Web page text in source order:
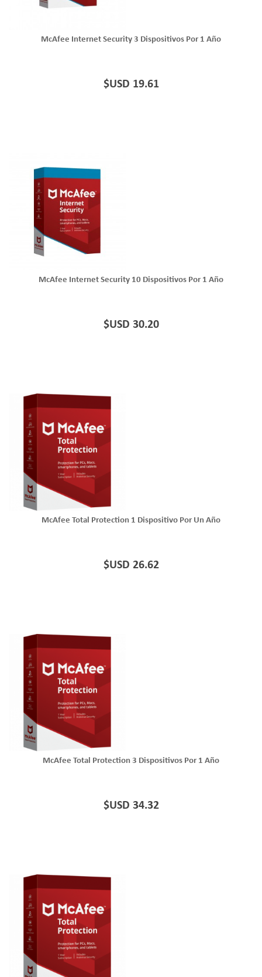
McAfee Internet Security 3 Dispositivos Por 1 Año
$USD 19.61
McAfee Internet Security 10 Dispositivos Por 1 Año
$USD 30.20
McAfee Total Protection 1 Dispositivo Por Un Año
$USD 26.62
McAfee Total Protection 3 Dispositivos Por 1 Año
$USD 34.32